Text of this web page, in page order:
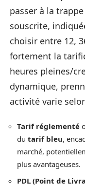
passer à la
souscrite,
choisir entre 12,
fortement la
heures pleines/
dynamique,
activité varie
Tarif réglementé
du tarif bleu,
marché,
plus avantageuses.
PDL (Point de